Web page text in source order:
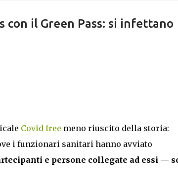
con il Green Pass: si infettano
Covid free meno riuscito della storia:
i funzionari sanitari hanno avviato
e persone collegate ad essi —